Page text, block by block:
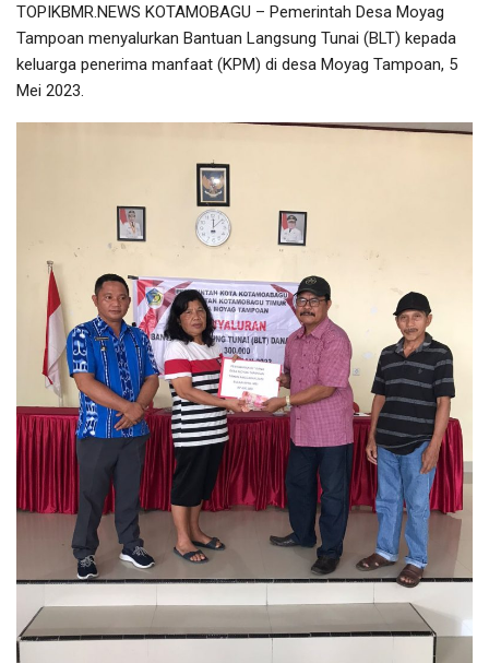
TOPIKBMR.NEWS KOTAMOBAGU – Pemerintah Desa Moyag
Tampoan menyalurkan Bantuan Langsung Tunai (BLT) kepada
keluarga penerima manfaat (KPM) di desa Moyag Tampoan, 5
Mei 2023.